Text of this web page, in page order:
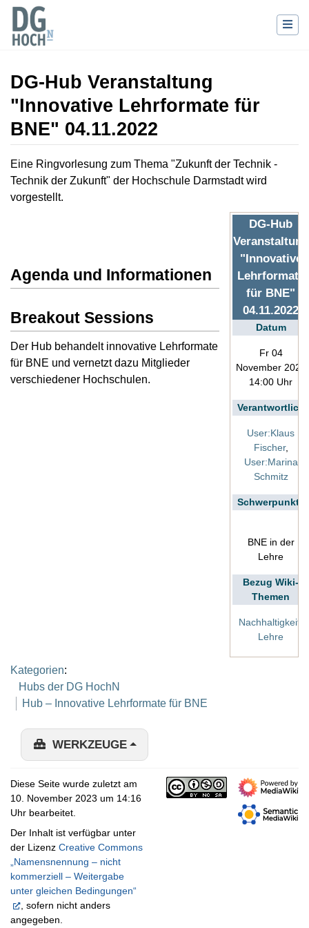
DG-Hub Veranstaltung
"Innovative Lehrformate für
BNE" 04.11.2022
Wechseln zu:Navigation,Suche
Eine Ringvorlesung zum Thema "Zukunft der Technik -
Technik der Zukunft" der Hochschule Darmstadt wird
vorgestellt.
DG-Hub
Veranstaltung
"Innovative
Lehrformate
für BNE"
04.11.2022
Datum
Fr 04
November 2022
14:00 Uhr
Verantwortlich
User:Klaus
Fischer,
User:Marina
Schmitz
Schwerpunkte
BNE in der
Lehre
Bezug Wiki-
Themen
Nachhaltigkeit
Lehre
Agenda und Informationen
Breakout Sessions
Der Hub behandelt innovative Lehrformate
für BNE und vernetzt dazu Mitglieder
verschiedener Hochschulen.
Kategorien:
Hubs der DG HochN
Hub – Innovative Lehrformate für BNE
WERKZEUGE
Diese Seite wurde zuletzt am
10. November 2023 um 14:16
Uhr bearbeitet.
Der Inhalt ist verfügbar unter
der Lizenz Creative Commons
„Namensnennung – nicht
kommerziell – Weitergabe
unter gleichen Bedingungen“
, sofern nicht anders
angegeben.